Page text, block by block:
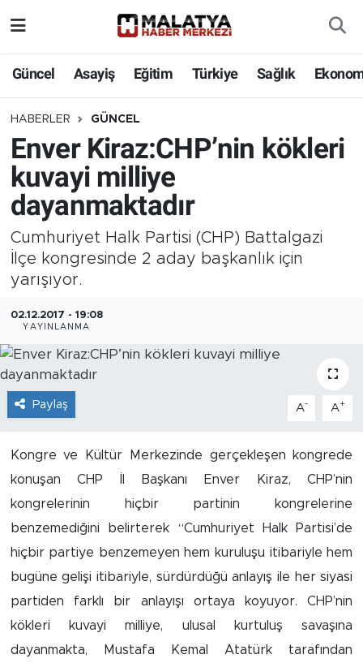
Güncel Asayiş Eğitim Türkiye Sağlık
HABERLER GÜNCEL
Enver Kiraz:CHP’nin kökleri
kuvayi milliye
dayanmaktadır
Cumhuriyet Halk Partisi (CHP) Battalgazi
İlçe kongresinde 2 aday başkanlık için
yarışıyor.
02.12.2017 - 19:08
YAYINLANMA
Paylaş A- A+
Kongre ve Kültür Merkezinde gerçekleşen kongrede
konuşan CHP İl Başkanı Enver Kiraz, CHP’nin
kongrelerinin hiçbir partinin kongrelerine
benzemediğini belirterek “Cumhuriyet Halk Partisi’de
hiçbir partiye benzemeyen hem kuruluşu itibariyle hem
bugüne gelişi itibariyle, sürdürdüğü anlayış ile her siyasi
partiden farklı bir anlayışı ortaya koyuyor. CHP’nin
kökleri kuvayi milliye, ulusal kurtuluş savaşına
dayanmakta, Mustafa Kemal Atatürk tarafından
Eğitim
Türkiye
Sağlık
Güncel
Kültür
Teknoloji
İş İlanları
Spor
Kuluncak
Yeşilyurt